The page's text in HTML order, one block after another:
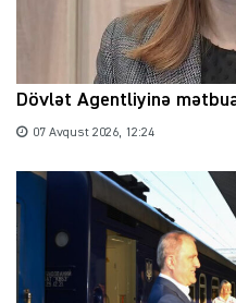
Dövlət Agentliyinə
07 Avqust 2026, 12:24